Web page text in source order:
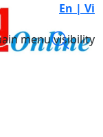
En | Vi
menu visibility